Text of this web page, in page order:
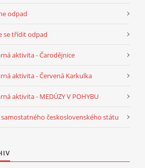
odpad
se třídit odpad
aktivita - Čarodějnice
aktivita - Červená Karkulka
aktivita - MEDÚZY V POHYBU
samostatného československého státu